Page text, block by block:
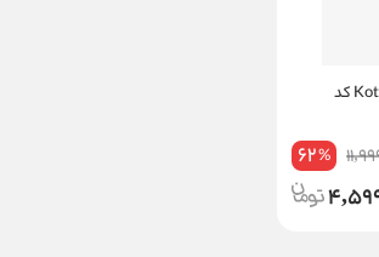
جلیقه زنانه کوتون Koton کد
62%